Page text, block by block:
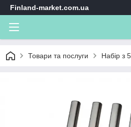
Finland-market.com.ua
Товари та послуги Набір з